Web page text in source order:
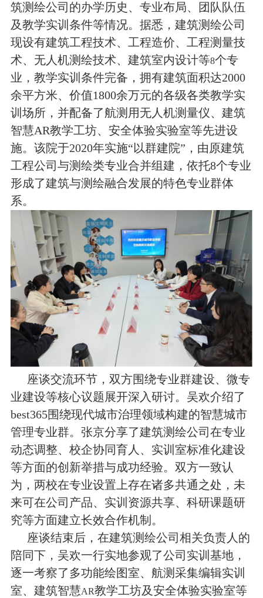
筑测绘公司的办学历史、专业布局、团队队伍
及教学实训条件等情况。据悉，建筑测绘公司
现设有建筑工程技术、工程造价、工程测量技
术、无人机测绘技术、建筑室内设计等8个专
业，教学实训条件完备，拥有建筑面积达2000
余平方米、价值1800余万元的各级各类教学实
训场所，并配备了航测用无人机测量仪、建筑
智慧AR教学工坊、安全体验实验室等先进设
施。该院于2020年实施“以群建院” ，由原建筑
工程公司与测绘类专业合并组建，依托8个专业
形成了建筑与测绘融合发展的特色专业群体
系。
座谈交流环节，双方围绕专业群建设、微专
业建设等核心议题展开深入研讨。吴欢介绍了
best365围绕现代城市治理领域构建的智慧城市
管理专业群。张京分享了建筑测绘公司在专业
动态调整、校企协同育人、实训室标准化建设
等方面的创新举措与成功经验。双方一致认
为，两校在专业设置上存在诸多共通之处，未
来可在公司产品、实训资源共享、科研课题研
究等方面建立长效合作机制。
座谈结束后，在建筑测绘公司相关负责人的
陪同下，吴欢一行实地参观了公司实训基地，
逐一考察了多功能绘图室、航测采集编辑实训
室、建筑智慧AR教学工坊及安全体验实验室等